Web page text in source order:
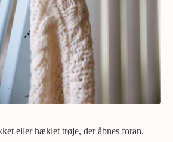
eller hæklet trøje, der åbnes foran.